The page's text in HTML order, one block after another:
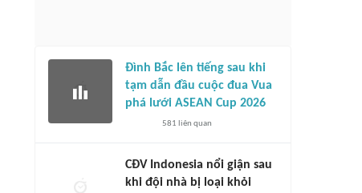
Đình Bắc lên tiếng sau khi
tạm dẫn đầu cuộc đua Vua
phá lưới ASEAN Cup 2026
581 liên quan
CĐV Indonesia nổi giận sau
khi đội nhà bị loại khỏi